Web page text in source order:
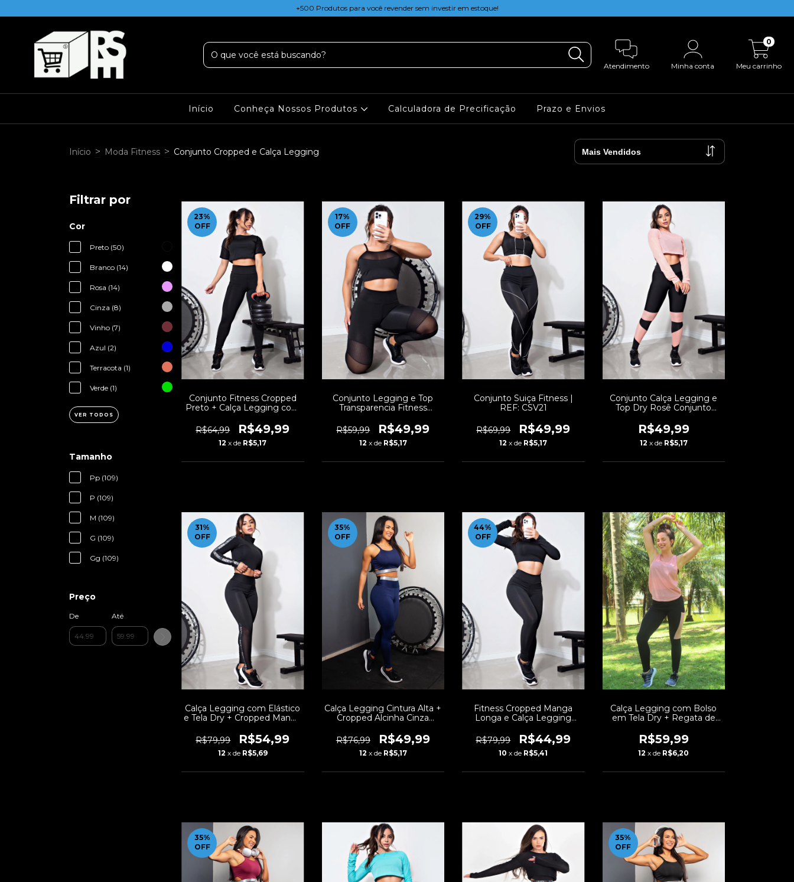
+500 Produtos para você revender sem investir em estoque!
Atendimento Minha conta Meu carrinho
0
Início Conheça Nossos Produtos Calculadora de Precificação Prazo e Envios
Início > Moda Fitness > Conjunto Cropped e Calça Legging
Filtrar por
Cor
Preto (50)
Branco (14)
Rosa (14)
Cinza (8)
Vinho (7)
Azul (2)
Terracota (1)
Verde (1)
VER TODOS
Tamanho
Pp (109)
P (109)
M (109)
G (109)
Gg (109)
Preço
De Até
23%
OFF
Conjunto Fitness Cropped
Preto + Calça Legging com
R$64,99
R$49,99
12 x de R$5,17
17%
OFF
Conjunto Legging e Top
Transparencia Fitness
R$59,99
R$49,99
12 x de R$5,17
29%
OFF
Conjunto Suiça Fitness |
REF: CSV21
R$69,99 R$49,99
12 x de R$5,17
Conjunto Calça Legging e
Top Dry Rosê Conjunto
R$49,99
12 x de R$5,17
31%
OFF
Calça Legging com Elástico
e Tela Dry + Cropped Manga
Fitness | REF: FRD6
R$79,99 R$54,99
12 x de R$5,69
35%
OFF
Calça Legging Cintura Alta +
Cropped Alcinha Cinza
Conjunto Fitness | REF:
CCA5
R$76,99 R$49,99
12 x de R$5,17
44%
OFF
Fitness Cropped Manga
Longa e Calça Legging
REF: LX103
R$79,99 R$44,99
10 x de R$5,41
Calça Legging com Bolso
em Tela Dry + Regata de
Preto com Rosé Conjunto
Fitness | REF: FRD3
R$59,99
12 x de R$6,20
35%
OFF
35%
OFF